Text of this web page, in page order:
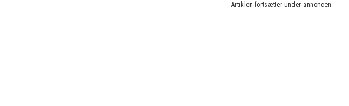
Artiklen fortsætter under annoncen